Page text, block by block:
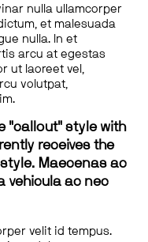
nulla ullamcorper
et malesuada
nulla. In et
arcu at egestas
ut laoreet vel,
volutpat,
"callout" style with
receives the
Maecenas ac
vehicula ac nec
velit id tempus.